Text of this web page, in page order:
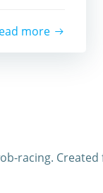
more
racing.